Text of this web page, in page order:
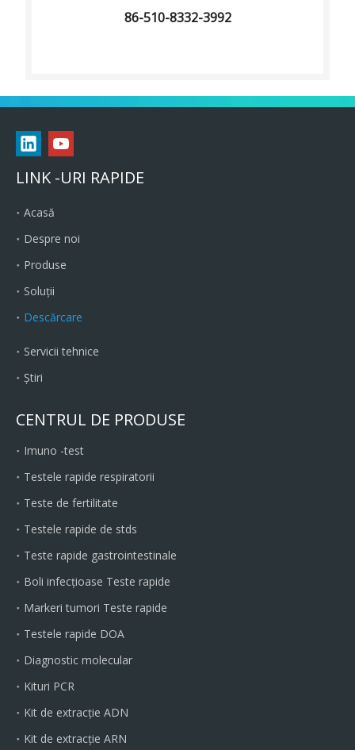
86-510-8332-3992
LINK -URI RAPIDE
Acasă
Despre noi
Produse
Soluții
Descărcare
Servicii tehnice
Ştiri
CENTRUL DE PRODUSE
Imuno -test
Testele rapide respiratorii
Teste de fertilitate
Testele rapide de stds
Teste rapide gastrointestinale
Boli infecțioase Teste rapide
Markeri tumori Teste rapide
Testele rapide DOA
Diagnostic molecular
Kituri PCR
Kit de extracție ADN
Kit de extracție ARN